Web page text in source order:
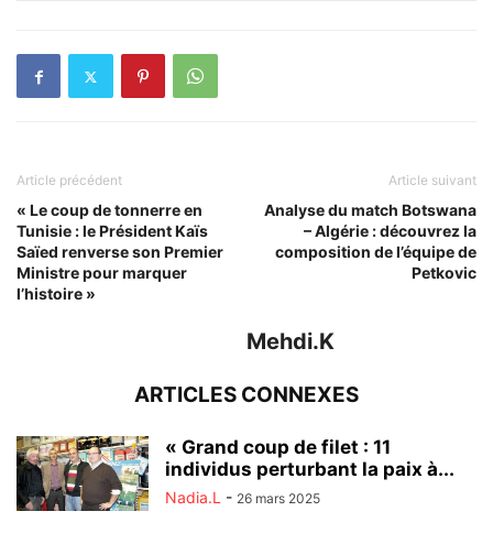
Article précédent
« Le coup de tonnerre en
Tunisie : le Président Kaïs
Saïed renverse son Premier
Ministre pour marquer
l’histoire »
Article suivant
Analyse du match Botswana
– Algérie : découvrez la
composition de l’équipe de
Petkovic
Mehdi.K
ARTICLES CONNEXES
« Grand coup de filet : 11
individus perturbant la paix à...
Nadia.L - 26 mars 2025